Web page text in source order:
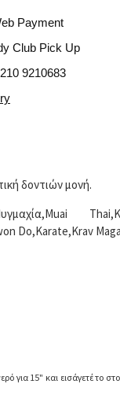
Payment
Club Pick Up
9210683
δοντιών μονή.
Do,Karate,Krav Maga
για 15" και εισάγετέ το